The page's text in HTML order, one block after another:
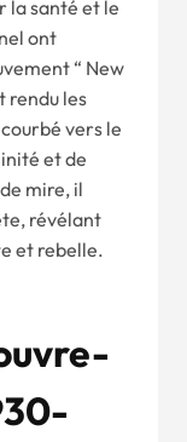
la santé et le
ont
“ New
rendu les
vers le
et de
mire, il
révélant
et rebelle.